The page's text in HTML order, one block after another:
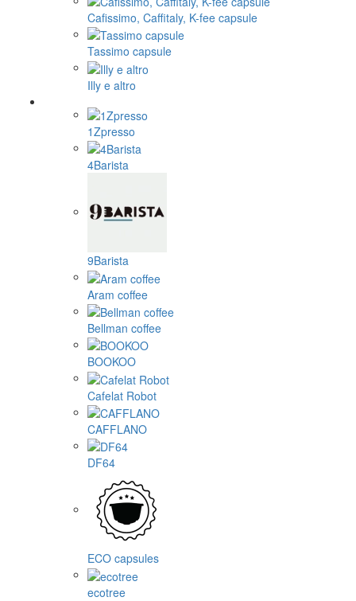
Cafissimo, Caffitaly, K-fee capsule
Tassimo capsule
Illy e altro
1Zpresso
4Barista
9Barista
Aram coffee
Bellman coffee
BOOKOO
Cafelat Robot
CAFFLANO
DF64
ECO capsules
ecotree